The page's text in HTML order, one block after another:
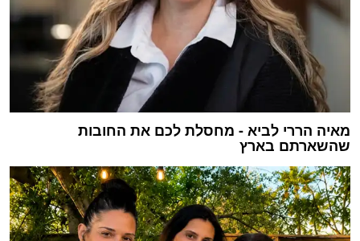
מאיה הררי לביא - מחסלת לכם את החובות
שהשארתם בארץ